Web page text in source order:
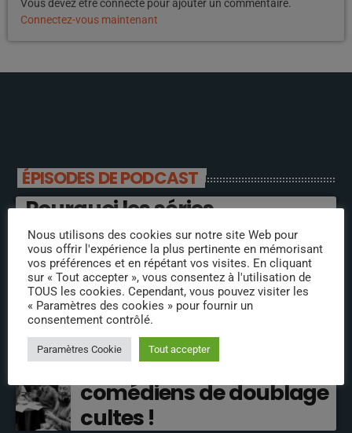
Vous devez être connecté pour ajouter un commentaire.
Connectez-vous maintenant
ÉPISODES DE PODCAST
Pourquoi les séries
américaines sont meilleures
que les françaises ?
Qu’est-ce qu’une bonne
alimentation ?
Interview rare de 3
comédiens de doublage
cultes !
Nous utilisons des cookies sur notre site Web pour
vous offrir l'expérience la plus pertinente en mémorisant
vos préférences et en répétant vos visites. En cliquant
sur « Tout accepter », vous consentez à l'utilisation de
TOUS les cookies. Cependant, vous pouvez visiter les
« Paramètres des cookies » pour fournir un
consentement contrôlé.
Paramètres Cookie Tout accepter